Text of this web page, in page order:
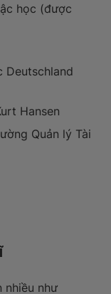
học (được
Hansen
Quản lý Tài
nhiều như